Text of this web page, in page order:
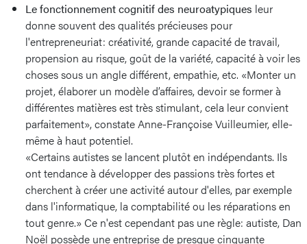
Le fonctionnement cognitif des neuroatypiques leur
donne souvent des qualités précieuses pour
l'entrepreneuriat: créativité, grande capacité de travail,
propension au risque, goût de la variété, capacité à voir les
choses sous un angle différent, empathie, etc. «Monter un
projet, élaborer un modèle d’affaires, devoir se former à
différentes matières est très stimulant, cela leur convient
parfaitement», constate Anne-Françoise Vuilleumier, elle-
même à haut potentiel.
«Certains autistes se lancent plutôt en indépendants. Ils
ont tendance à développer des passions très fortes et
cherchent à créer une activité autour d'elles, par exemple
dans l'informatique, la comptabilité ou les réparations en
tout genre.» Ce n'est cependant pas une règle: autiste, Dan
Noël possède une entreprise de presque cinquante